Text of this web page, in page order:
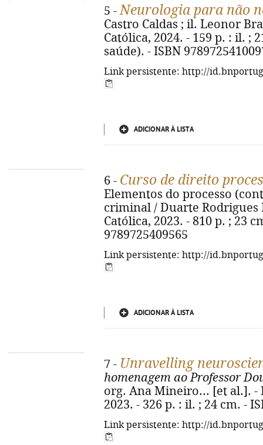
5 -Neurologia para não
Castro Caldas ; il. Leonor
Católica, 2024. - 159 p. : il. ;
saúde). - ISBN
Link persistente: http://
ADICIONAR À LISTA
6 - Curso de direito
Elementos do processo
criminal / Duarte Rodrigues
Católica, 2023. - 810 p. ; 23
9789725409565
Link persistente: http://
ADICIONAR À LISTA
7 - Unravelling
homenagem ao Professor
org. Ana Mineiro... [et al.]. -
2023. - 326 p. : il. ; 24 cm. -
Link persistente: http://